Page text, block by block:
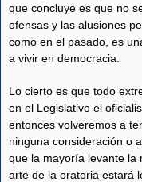
que concluye es que no
ofensas y las alusiones
como en el pasado, es
a vivir en democracia.
Lo cierto es que todo
en el Legislativo el
entonces volveremos a
ninguna consideración o
que la mayoría levante la
arte de la oratoria estará